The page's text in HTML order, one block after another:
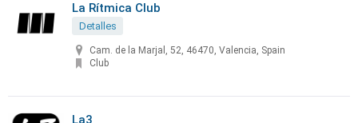
La Rítmica Club
Detalles
Cam. de la Marjal, 52, 46470, Valencia, Spain
Club
La3